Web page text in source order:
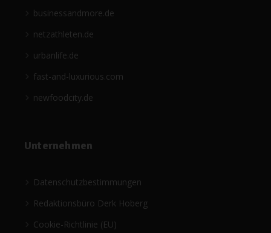
businessandmore.de
netzathleten.de
urbanlife.de
fast-and-luxurious.com
newfoodcity.de
Unternehmen
Datenschutzbestimmungen
Redaktionsbüro Derk Hoberg
Cookie-Richtlinie (EU)